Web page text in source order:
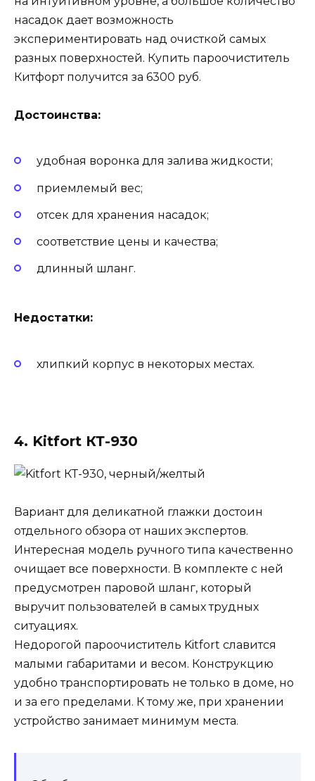
насадок дает возможность
экспериментировать над очисткой самых
разных поверхностей. Купить пароочиститель
Китфорт получится за 6300 руб.
Достоинства:
удобная воронка для залива жидкости;
приемлемый вес;
отсек для хранения насадок;
соответствие цены и качества;
длинный шланг.
Недостатки:
хлипкий корпус в некоторых местах.
4. Kitfort КТ-930
Вариант для деликатной глажки достоин
отдельного обзора от наших экспертов.
Интересная модель ручного типа качественно
очищает все поверхности. В комплекте с ней
предусмотрен паровой шланг, который
выручит пользователей в самых трудных
ситуациях.
Недорогой пароочиститель Kitfort славится
малыми габаритами и весом. Конструкцию
удобно транспортировать не только в доме, но
и за его пределами. К тому же, при хранении
устройство занимает минимум места.